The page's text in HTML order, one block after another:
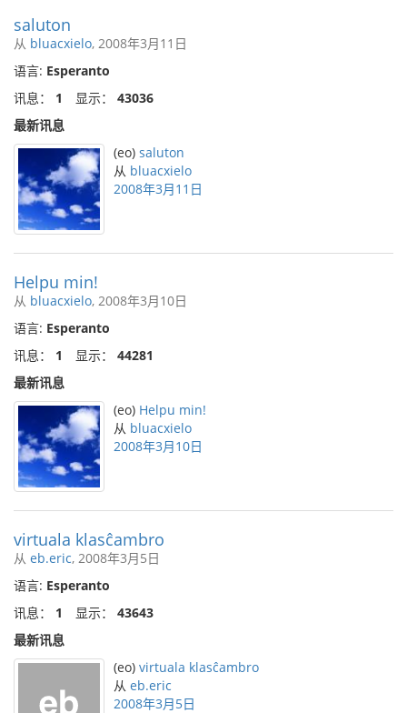
saluton
从 bluacxielo, 2008年3月11日
语言: Esperanto
讯息： 1 显示： 43036
最新讯息
(eo) saluton
从 bluacxielo
2008年3月11日
Helpu min!
从 bluacxielo, 2008年3月10日
语言: Esperanto
讯息： 1 显示： 44281
最新讯息
(eo) Helpu min!
从 bluacxielo
2008年3月10日
virtuala klasĉambro
从 eb.eric, 2008年3月5日
语言: Esperanto
讯息： 1 显示： 43643
最新讯息
(eo) virtuala klasĉambro
从 eb.eric
2008年3月5日